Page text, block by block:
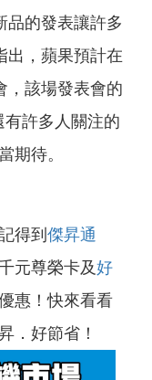
品的發表讓許多
出，蘋果預計在
，該場發表會的
有許多人關注的
期待。
得到 傑昇通
元尊榮卡及好
惠！快來看看
．好節省！